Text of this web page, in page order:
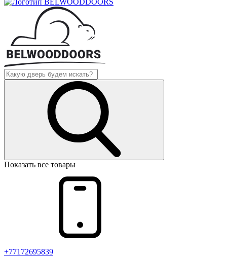
Показать все товары
+77172695839